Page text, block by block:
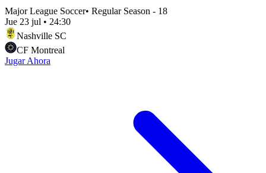
Major League Soccer• Regular Season - 18
Jue 23 jul • 24:30
Nashville SC
CF Montreal
Jugar Ahora